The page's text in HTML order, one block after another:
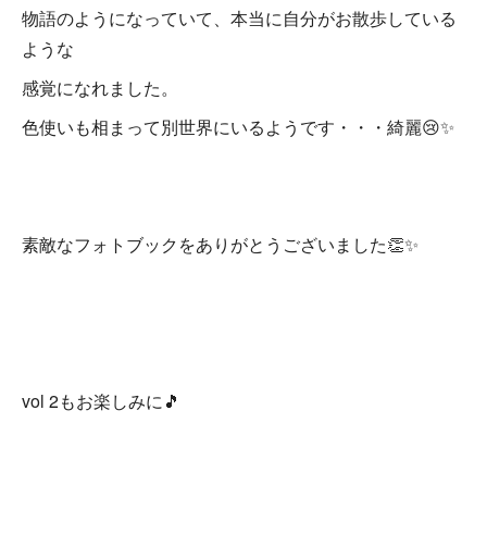
物語のようになっていて、本当に自分がお散歩している
ような
感覚になれました。
色使いも相まって別世界にいるようです・・・綺麗😢✨
素敵なフォトブックをありがとうございました👏✨
vol 2もお楽しみに🎵